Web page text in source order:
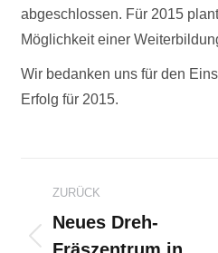
abgeschlossen. Für 2015
Möglichkeit einer
Wir bedanken uns für den
Erfolg für 2015.
ZURÜCK
Vorheriger
Neues Dreh-